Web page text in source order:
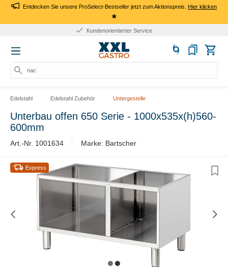
Entdecken Sie unsere ProSelect-Bestseller jetzt zum Aktionspreis.Hier klicken
*
Kundenorientierter Service
nach
Edelstahl Edelstahl Zubehör Untergestelle
Unterbau offen 650 Serie - 1000x535x(h)560-
600mm
Art.-Nr. 1001634 Marke: Bartscher
Express